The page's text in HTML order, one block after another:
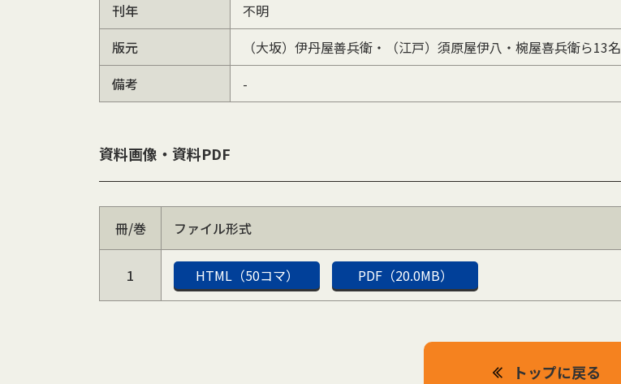
刊年
不明
版元
（大坂）伊丹屋善兵衛・（江戸）須原屋伊八・椀屋喜兵衛ら13名
備考
-
資料画像・資料PDF
冊/巻 ファイル形式
1 HTML（50コマ） PDF（20.0MB）
トップに戻る